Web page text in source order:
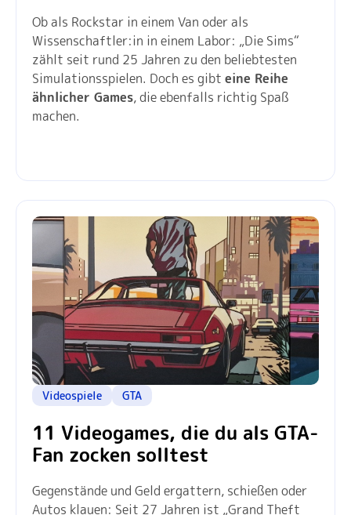
Ob als Rockstar in einem Van oder als
Wissenschaftler:in in einem Labor: „Die Sims“
zählt seit rund 25 Jahren zu den beliebtesten
Simulationsspielen. Doch es gibt eine Reihe
ähnlicher Games, die ebenfalls richtig Spaß
machen.
Videospiele GTA
11 Videogames, die du als GTA-
Fan zocken solltest
Gegenstände und Geld ergattern, schießen oder
Autos klauen: Seit 27 Jahren ist „Grand Theft